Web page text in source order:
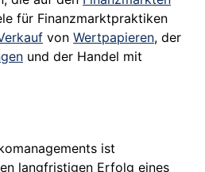
für Finanzmarktpraktiken
von Wertpapieren, der
und der Handel mit
ist
langfristigen Erfolg eines